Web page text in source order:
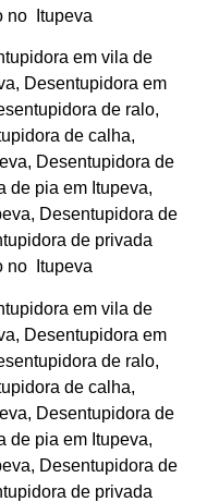
no Itupeva
em vila de
Desentupidora em
de ralo,
de calha,
Desentupidora de
de pia em Itupeva,
Desentupidora de
de privada
no Itupeva
em vila de
Desentupidora em
de ralo,
de calha,
Desentupidora de
de pia em Itupeva,
Desentupidora de
de privada